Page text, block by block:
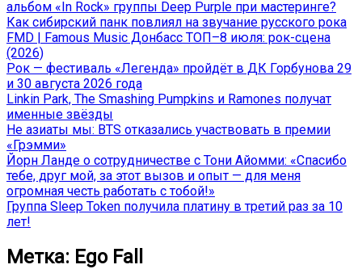
альбом «In Rock» группы Deep Purple при мастеринге?
Как сибирский панк повлиял на звучание русского рока
FMD | Famous Music Донбасс ТОП–8 июля: рок-сцена
(2026)
Рок — фестиваль «Легенда» пройдёт в ДК Горбунова 29
и 30 августа 2026 года
Linkin Park, The Smashing Pumpkins и Ramones получат
именные звёзды
Не азиаты мы: BTS отказались участвовать в премии
«Грэмми»
Йорн Ланде о сотрудничестве с Тони Айомми: «Спасибо
тебе, друг мой, за этот вызов и опыт — для меня
огромная честь работать с тобой!»
Группа Sleep Token получила платину в третий раз за 10
лет!
Метка: Ego Fall